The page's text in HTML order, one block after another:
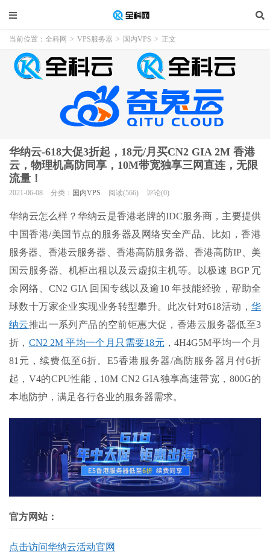
当前位置： 全科网 > VPS服务器 > 国内VPS > 正文
华纳云-618大促3折起，18元/月买CN2 GIA 2M 香港
云，物理机高防同享，10M带宽独享三网直连，无限
流量！
2021-06-08 分类： 国内VPS 阅读(566) 评论(0)
华纳云怎么样？华纳云是香港老牌的IDC服务商，主要提供
中国香港/美国节点的服务器及网络安全产品、比如，香港
服务器、香港云服务器、香港高防服务器、香港高防IP、美
国云服务器、机柜出租以及云虚拟主机等。以极速 BGP 冗
余网络、CN2 GIA 回国专线以及逾10 年技能经验，帮助全
球数十万家企业实现业务转型攀升。此次针对618活动， 华
纳云推出一系列产品的空前钜惠大促，香港云服务器低至3
折， CN2 2M 平均一个月只需要18元 ，4H4G5M平均一个月
81元，续费低至6折。E5香港服务器/高防服务器月付6折
起，V4的CPU性能，10M CN2 GIA独享高速带宽，800G的
本地防护，满足各行各业的服务器需求。
官方网站：
点击访问华纳云活动官网